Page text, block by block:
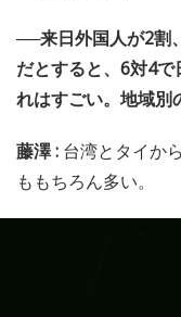
──来日外国人が2割
だとすると、6対4
れはすごい。地域別
藤澤 : 台湾とタイか
ももちろん多い。